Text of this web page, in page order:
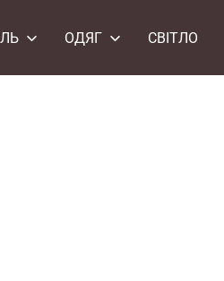
ОДЯГ СВІТЛО